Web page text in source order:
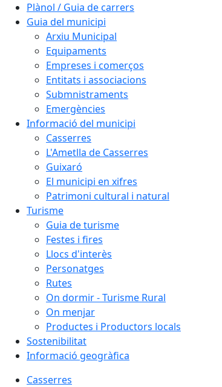
Plànol / Guia de carrers
Guia del municipi
Arxiu Municipal
Equipaments
Empreses i comerços
Entitats i associacions
Submnistraments
Emergències
Informació del municipi
Casserres
L'Ametlla de Casserres
Guixaró
El municipi en xifres
Patrimoni cultural i natural
Turisme
Guia de turisme
Festes i fires
Llocs d'interès
Personatges
Rutes
On dormir - Turisme Rural
On menjar
Productes i Productors locals
Sostenibilitat
Informació geogràfica
Casserres